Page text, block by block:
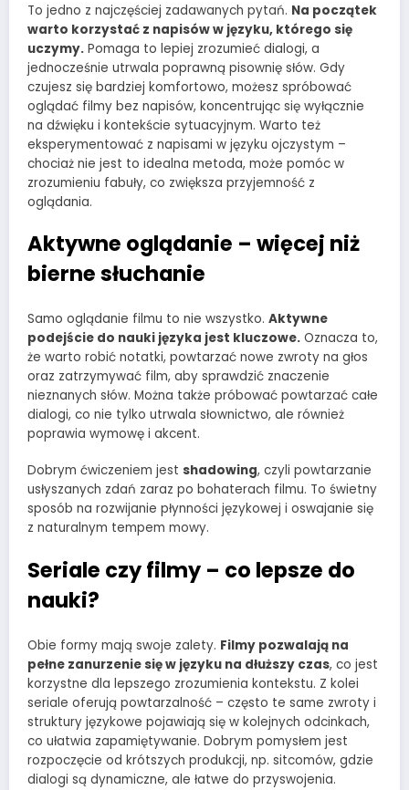
To jedno z najczęściej zadawanych pytań. Na początek
warto korzystać z napisów w języku, którego się
uczymy. Pomaga to lepiej zrozumieć dialogi, a
jednocześnie utrwala poprawną pisownię słów. Gdy
czujesz się bardziej komfortowo, możesz spróbować
oglądać filmy bez napisów, koncentrując się wyłącznie
na dźwięku i kontekście sytuacyjnym. Warto też
eksperymentować z napisami w języku ojczystym –
chociaż nie jest to idealna metoda, może pomóc w
zrozumieniu fabuły, co zwiększa przyjemność z
oglądania.
Aktywne oglądanie – więcej niż
bierne słuchanie
Samo oglądanie filmu to nie wszystko. Aktywne
podejście do nauki języka jest kluczowe. Oznacza to,
że warto robić notatki, powtarzać nowe zwroty na głos
oraz zatrzymywać film, aby sprawdzić znaczenie
nieznanych słów. Można także próbować powtarzać całe
dialogi, co nie tylko utrwala słownictwo, ale również
poprawia wymowę i akcent.
Dobrym ćwiczeniem jest shadowing, czyli powtarzanie
usłyszanych zdań zaraz po bohaterach filmu. To świetny
sposób na rozwijanie płynności językowej i oswajanie się
z naturalnym tempem mowy.
Seriale czy filmy – co lepsze do
nauki?
Obie formy mają swoje zalety. Filmy pozwalają na
pełne zanurzenie się w języku na dłuższy czas, co jest
korzystne dla lepszego zrozumienia kontekstu. Z kolei
seriale oferują powtarzalność – często te same zwroty i
struktury językowe pojawiają się w kolejnych odcinkach,
co ułatwia zapamiętywanie. Dobrym pomysłem jest
rozpoczęcie od krótszych produkcji, np. sitcomów, gdzie
dialogi są dynamiczne, ale łatwe do przyswojenia.